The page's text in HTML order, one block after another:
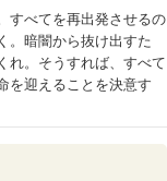
すべてを再出発させるの
。暗闇から抜け出すた
れ。そうすれば、すべて
を迎えることを決意す